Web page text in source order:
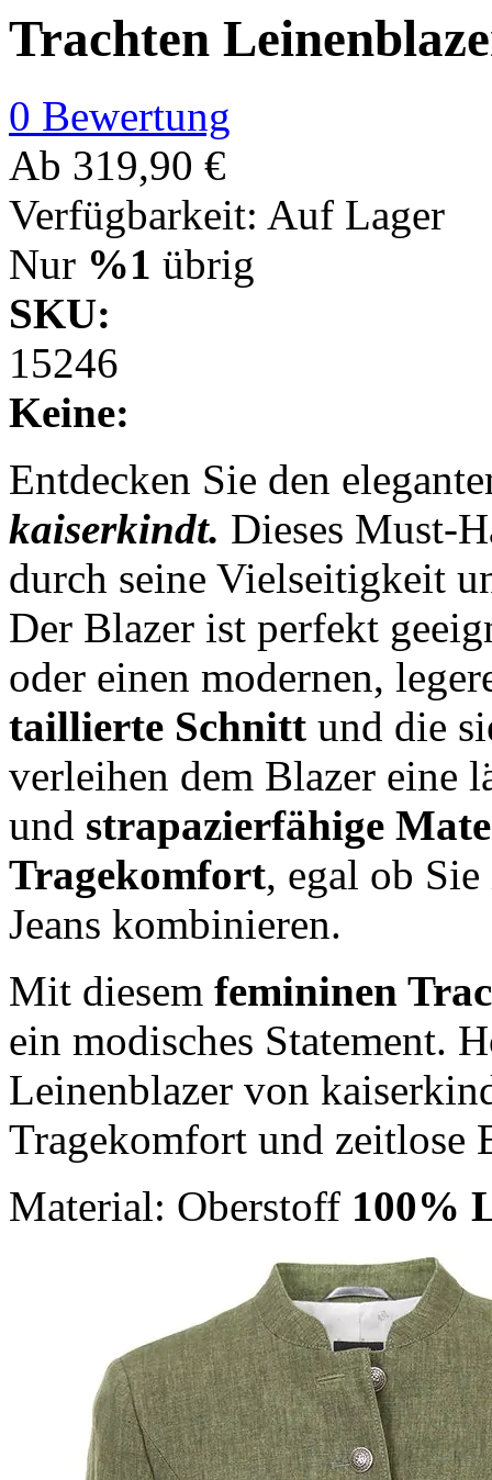
Trachten
0 Bewertung
Ab 319,90 €
Verfügbarkeit: Auf Lager
Nur %1 übrig
SKU:
15246
Keine:
Entdecken Sie den
kaiserkindt. Dieses Must-
durch seine Vielseitigkeit
Der Blazer ist perfekt
oder einen modernen,
taillierte Schnitt und die
verleihen dem Blazer eine
und strapazierfähige
Tragekomfort, egal ob
Jeans kombinieren.
Mit diesem femininen
ein modisches Statement.
Leinenblazer von
Tragekomfort und zeitlose
Material: Oberstoff 100%